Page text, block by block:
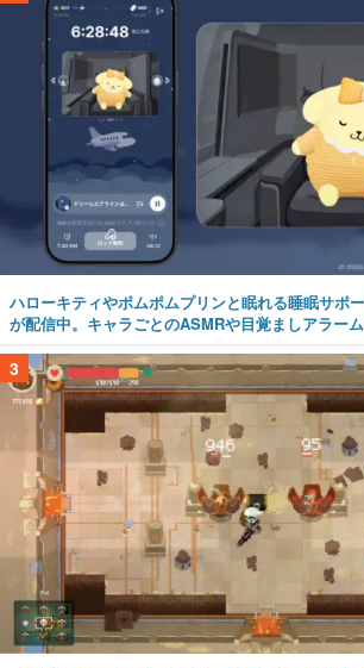
ハローキティやポムポムプリンと眠れる睡眠サポ
が配信中。キャラごとのASMRや目覚ましアラー
3